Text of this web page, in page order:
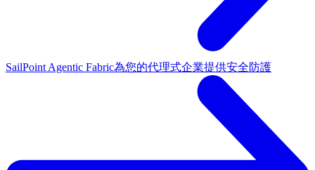
SailPoint Agentic Fabric為您的代理式企業提供安全防護